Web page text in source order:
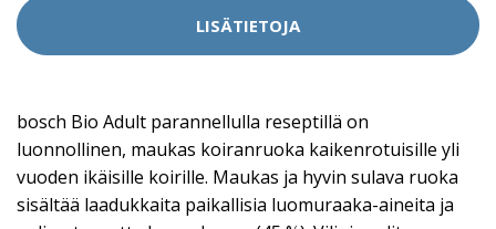
LISÄTIETOJA
bosch Bio Adult parannellulla reseptillä on
luonnollinen, maukas koiranruoka kaikenrotuisille yli
vuoden ikäisille koirille. Maukas ja hyvin sulava ruoka
sisältää laadukkaita paikallisia luomuraaka-aineita ja